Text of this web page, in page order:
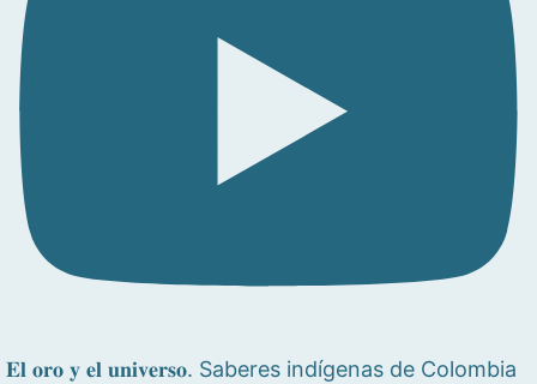
𝐄𝐥 𝐨𝐫𝐨 𝐲 𝐞𝐥 𝐮𝐧𝐢𝐯𝐞𝐫𝐬𝐨. Saberes indígenas de Colombia